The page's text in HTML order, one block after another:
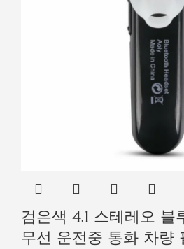
검은색 4.1 스테레오
무선 운전중 통화 차량